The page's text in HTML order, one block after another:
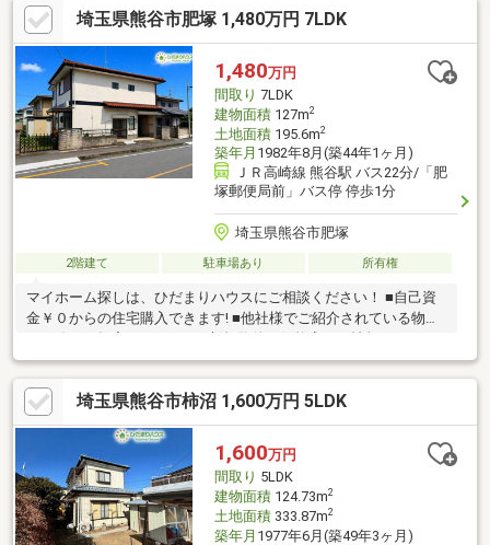
環境◎／・奈良小学校（約650ｍ）・奈良中学校（約1800ｍ）・
ベルク柿沼店（約2300ｍ）＊－－－－－－－－－－－－－－－－
－－－＊＼◎本日ご見学可能◎／「今から見たい！」「お一人で
も安心」お気軽にお問い合わせ♪住宅ローンのご相談も随時お任せ
ください！
埼玉県熊谷市肥塚 1,480万円 7LDK
1,480万円
間取り 7LDK
建物面積127m2
土地面積195.6m2
築年月 1982年8月(築44年1ヶ月)
ＪＲ高崎線 熊谷駅 バス22分/「肥
塚郵便局前」バス停 停歩1分
埼玉県熊谷市肥塚
2階建て 駐車場あり 所有権
マイホーム探しは、ひだまりハウスにご相談ください！ ■自己資
金￥０からの住宅購入できます! ■他社様でご紹介されている物件
スピーディーです。 ■インターネット非公開の物件もご紹介可能
です。 ■ご希望の方にはメールでのやりとりだけで大丈夫です。
■お忙しいときは現地待合せ＆現地解散できます。 ■平日のご見学
希望大歓迎です! ■住宅ローンアドバイザーが銀行手続きをお手伝
埼玉県熊谷市柿沼 1,600万円 5LDK
1,600万円
間取り 5LDK
建物面積124.73m2
土地面積333.87m2
築年月 1977年6月(築49年3ヶ月)